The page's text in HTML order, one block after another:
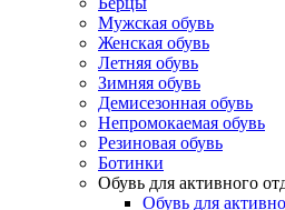
Мужская обувь
Женская обувь
Летняя обувь
Зимняя обувь
Демисезонная обувь
Непромокаемая обувь
Резиновая обувь
Ботинки
Обувь для активного
Обувь для